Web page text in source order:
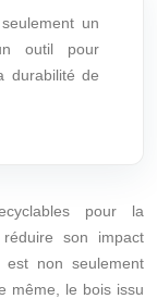
un
outil pour
durabilité de
pour la
son impact
est non seulement
même, le bois issu